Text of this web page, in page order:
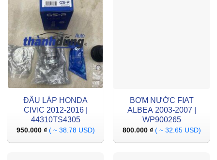
ĐẦU LÁP HONDA
CIVIC 2012-2016 |
44310TS4305
950.000 ₫ ( ~ 38.78 USD)
BƠM NƯỚC FIAT
ALBEA 2003-2007 |
WP900265
800.000 ₫ ( ~ 32.65 USD)